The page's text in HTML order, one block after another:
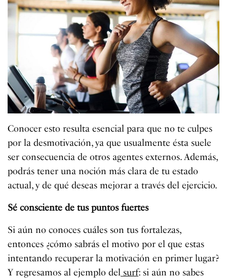
Conocer esto resulta esencial para que no te culpes
por la desmotivación, ya que usualmente ésta suele
ser consecuencia de otros agentes externos. Además,
podrás tener una noción más clara de tu estado
actual, y de qué deseas mejorar a través del ejercicio.
Sé consciente de tus puntos fuertes
Si aún no conoces cuáles son tus fortalezas,
entonces ¿cómo sabrás el motivo por el que estas
intentando recuperar la motivación en primer lugar?
Y regresamos al ejemplo del surf: si aún no sabes